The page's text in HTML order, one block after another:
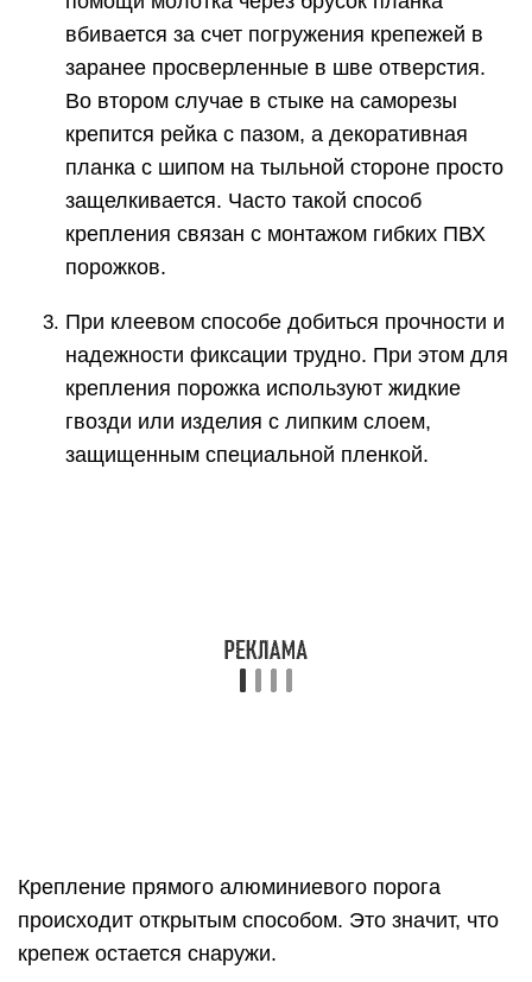
вбивается за счет погружения крепежей в
заранее просверленные в шве отверстия.
Во втором случае в стыке на саморезы
крепится рейка с пазом, а декоративная
планка с шипом на тыльной стороне просто
защелкивается. Часто такой способ
крепления связан с монтажом гибких ПВХ
порожков.
При клеевом способе добиться прочности и
надежности фиксации трудно. При этом для
крепления порожка используют жидкие
гвозди или изделия с липким слоем,
защищенным специальной пленкой.
Крепление прямого алюминиевого порога
происходит открытым способом. Это значит, что
крепеж остается снаружи.